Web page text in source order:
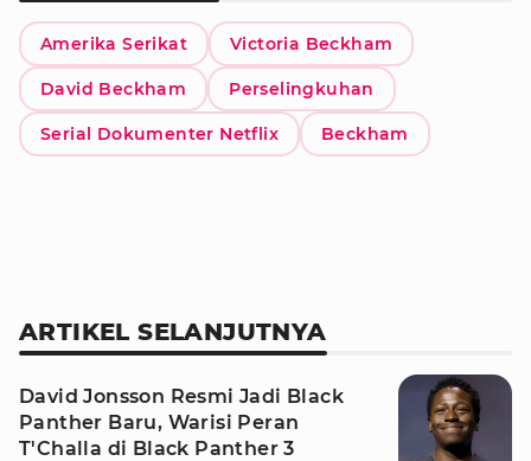
Amerika Serikat Victoria Beckham
David Beckham Perselingkuhan
Serial Dokumenter Netflix Beckham
ARTIKEL SELANJUTNYA
David Jonsson Resmi Jadi Black
Panther Baru, Warisi Peran
T'Challa di Black Panther 3